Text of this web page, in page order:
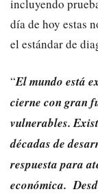
incluyendo
día de hoy estas
el estándar de
“El mundo está
cierne con gran
vulnerables.
décadas de
respuesta para
económica.